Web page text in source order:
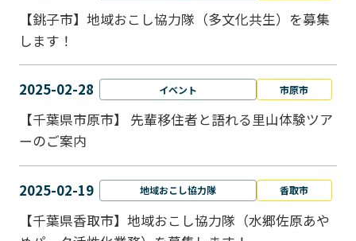
【銚子市】地域おこし協力隊（多文化共生）を募集
します！
2025-02-28 イベント 市原市
【千葉県市原市】 先輩移住者と語れる里山体験ツア
ーのご案内
2025-02-19 地域おこし協力隊 香取市
【千葉県香取市】地域おこし協力隊（水郷佐原あや